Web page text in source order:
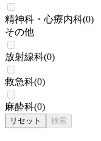
精神科・心療内科(0)
その他
放射線科(0)
救急科(0)
麻酔科(0)
リセット 検索